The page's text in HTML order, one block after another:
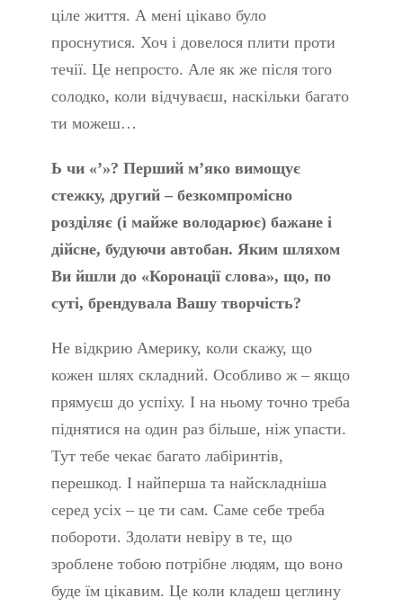
ціле життя. А мені цікаво було
проснутися. Хоч і довелося плити проти
течії. Це непросто. Але як же після того
солодко, коли відчуваєш, наскільки багато
ти можеш…
Ь чи «’»? Перший м’яко вимощує
стежку, другий – безкомпромісно
розділяє (і майже володарює) бажане і
дійсне, будуючи автобан. Яким шляхом
Ви йшли до «Коронації слова», що, по
суті, брендувала Вашу творчість?
Не відкрию Америку, коли скажу, що
кожен шлях складний. Особливо ж – якщо
прямуєш до успіху. І на ньому точно треба
піднятися на один раз більше, ніж упасти.
Тут тебе чекає багато лабіринтів,
перешкод. І найперша та найскладніша
серед усіх – це ти сам. Саме себе треба
побороти. Здолати невіру в те, що
зроблене тобою потрібне людям, що воно
буде їм цікавим. Це коли кладеш цеглину